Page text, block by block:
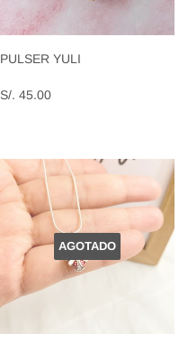
PULSER YULI
Precio
habitual
S/. 45.00
AGOTADO